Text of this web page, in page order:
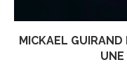
MICKAEL
UNE